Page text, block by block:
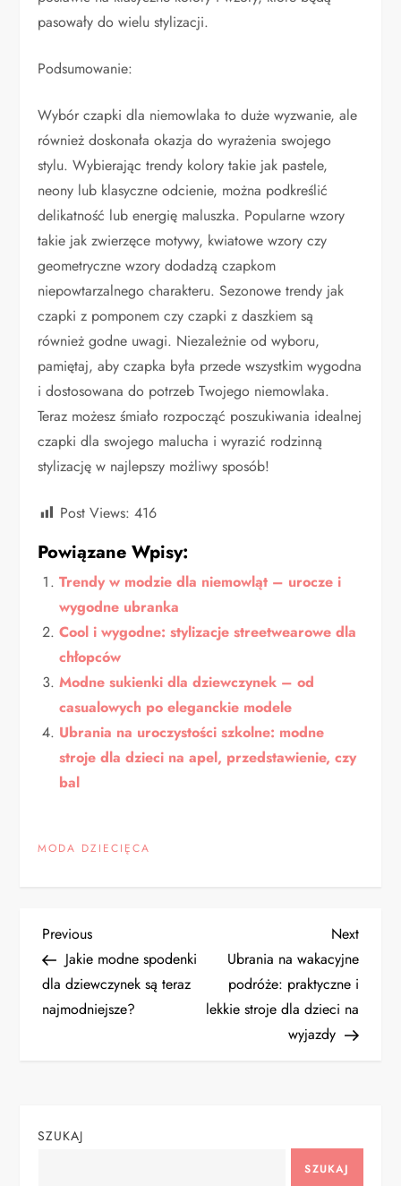
pasowały do wielu stylizacji.
Podsumowanie:
Wybór czapki dla niemowlaka to duże wyzwanie, ale
również doskonała okazja do wyrażenia swojego
stylu. Wybierając trendy kolory takie jak pastele,
neony lub klasyczne odcienie, można podkreślić
delikatność lub energię maluszka. Popularne wzory
takie jak zwierzęce motywy, kwiatowe wzory czy
geometryczne wzory dodadzą czapkom
niepowtarzalnego charakteru. Sezonowe trendy jak
czapki z pomponem czy czapki z daszkiem są
również godne uwagi. Niezależnie od wyboru,
pamiętaj, aby czapka była przede wszystkim wygodna
i dostosowana do potrzeb Twojego niemowlaka.
Teraz możesz śmiało rozpocząć poszukiwania idealnej
czapki dla swojego malucha i wyrazić rodzinną
stylizację w najlepszy możliwy sposób!
Post Views: 416
Powiązane Wpisy:
Trendy w modzie dla niemowląt – urocze i
wygodne ubranka
Cool i wygodne: stylizacje streetwearowe dla
chłopców
Modne sukienki dla dziewczynek – od
casualowych po eleganckie modele
Ubrania na uroczystości szkolne: modne
stroje dla dzieci na apel, przedstawienie, czy
bal
MODA DZIECIĘCA
N
a
w
a
Previous
Post
Previous
Jakie modne spodenki
dla dziewczynek są teraz
najmodniejsze?
Next
Post
Next
Ubrania na wakacyjne
podróże: praktyczne i
lekkie stroje dla dzieci na
wyjazdy
SZUKAJ
SZUKAJ